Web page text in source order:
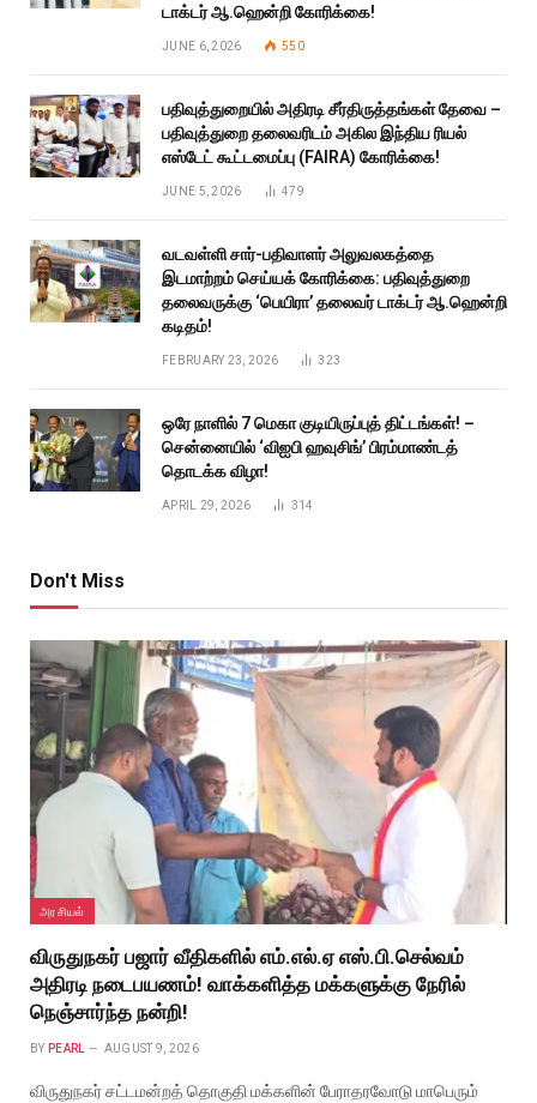
டாக்டர் ஆ.ஹென்றி கோரிக்கை!
JUNE 6, 2026 550
பதிவுத்துறையில் அதிரடி சீர்திருத்தங்கள் தேவை –
பதிவுத்துறை தலைவரிடம் அகில இந்திய ரியல்
எஸ்டேட் கூட்டமைப்பு (FAIRA) கோரிக்கை!
JUNE 5, 2026 479
வடவள்ளி சார்-பதிவாளர் அலுவலகத்தை
இடமாற்றம் செய்யக் கோரிக்கை: பதிவுத்துறை
தலைவருக்கு ‘பெயிரா’ தலைவர் டாக்டர் ஆ.ஹென்றி
கடிதம்!
FEBRUARY 23, 2026 323
ஒரே நாளில் 7 மெகா குடியிருப்புத் திட்டங்கள்! –
சென்னையில் ‘விஐபி ஹவுசிங்’ பிரம்மாண்டத்
தொடக்க விழா!
APRIL 29, 2026 314
Don't Miss
அரசியல்
விருதுநகர் பஜார் வீதிகளில் எம்.எல்.ஏ எஸ்.பி.செல்வம்
அதிரடி நடைபயணம்! வாக்களித்த மக்களுக்கு நேரில்
நெஞ்சார்ந்த நன்றி!
BY PEARL AUGUST 9, 2026
விருதுநகர் சட்டமன்றத் தொகுதி மக்களின் பேராதரவோடு மாபெரும்